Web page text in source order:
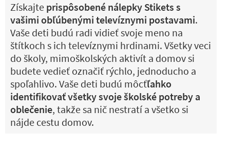
Získajte prispôsobené nálepky Stikets s
vašimi obľúbenými televíznymi postavami.
Vaše deti budú radi vidieť svoje meno na
štítkoch s ich televíznymi hrdinami. Všetky veci
do školy, mimoškolských aktivít a domov si
budete vedieť označiť rýchlo, jednoducho a
spoľahlivo. Vaše deti budú môcťľahko
identifikovať všetky svoje školské potreby a
oblečenie, takže sa nič nestratí a všetko si
nájde cestu domov.